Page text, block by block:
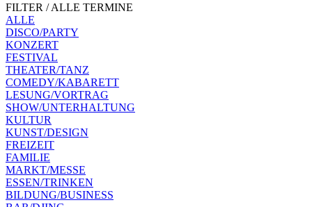
FILTER / ALLE TERMINE
ALLE
DISCO/PARTY
KONZERT
FESTIVAL
THEATER/TANZ
COMEDY/KABARETT
LESUNG/VORTRAG
SHOW/UNTERHALTUNG
KULTUR
KUNST/DESIGN
FREIZEIT
FAMILIE
MARKT/MESSE
ESSEN/TRINKEN
BILDUNG/BUSINESS